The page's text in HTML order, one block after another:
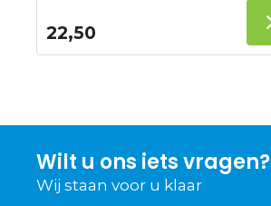
22,50
Wilt u ons iets vragen?
Wij staan voor u klaar